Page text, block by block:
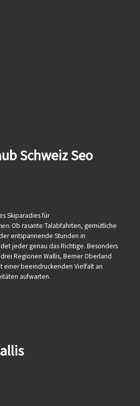
Schweiz Seo
Skiparadies für
. Ob rasante Talabfahrten, gemütliche
entspannende Stunden in
jeder genau das Richtige. Besonders
Regionen Wallis, Berner Oberland
einer beeindruckenden Vielfalt an
aufwarten.